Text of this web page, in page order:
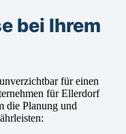
bei Ihrem
für einen
für Ellerdorf
die Planung und